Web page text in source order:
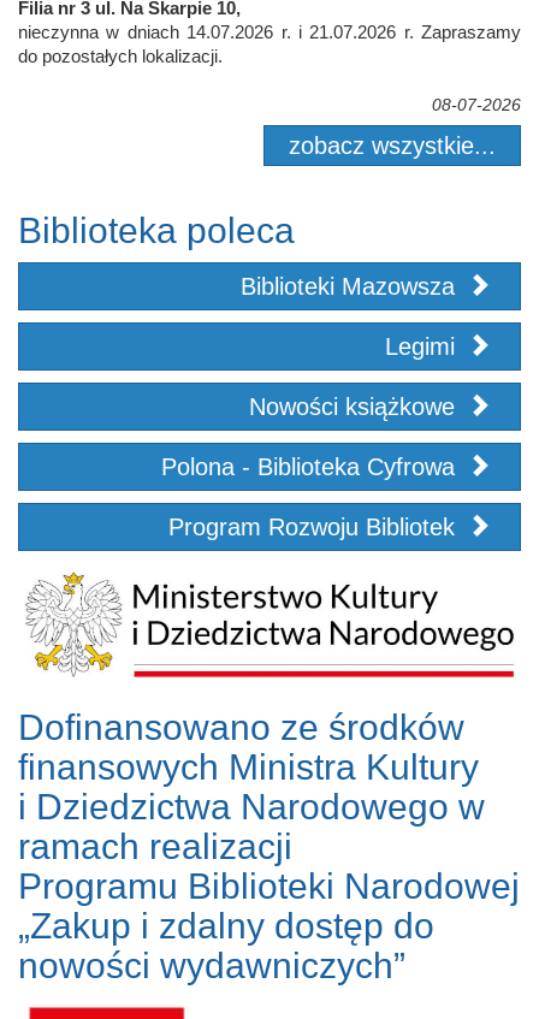
Filia nr 3 ul. Na Skarpie 10,
nieczynna w dniach 14.07.2026 r. i 21.07.2026 r. Zapraszamy
do pozostałych lokalizacji.
08-07-2026
zobacz wszystkie...
Biblioteka poleca
Biblioteki Mazowsza
Legimi
Nowości książkowe
Polona - Biblioteka Cyfrowa
Program Rozwoju Bibliotek
Dofinansowano ze środków
finansowych Ministra Kultury
i Dziedzictwa Narodowego w
ramach realizacji
Programu Biblioteki Narodowej
„Zakup i zdalny dostęp do
nowości wydawniczych”